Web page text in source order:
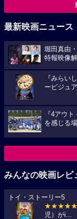
最新映画ニュース
堀田真由
特報映像
『みらい
ービジュ
『4アウ
を感じる
みんなの映画レビ
トイ・ストーリー5
★★★★★
児）がi...